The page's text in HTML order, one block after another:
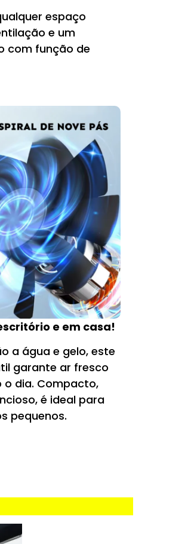
espaço
e um
com função de
e em casa!
a água e gelo, este
garante ar fresco
dia. Compacto,
é ideal para
pequenos.